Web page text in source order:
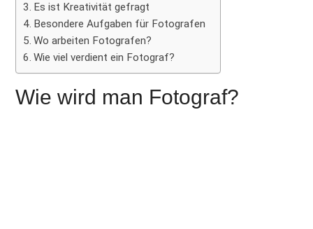
Es ist Kreativität gefragt
Besondere Aufgaben für Fotografen
Wo arbeiten Fotografen?
Wie viel verdient ein Fotograf?
Wie wird man Fotograf?